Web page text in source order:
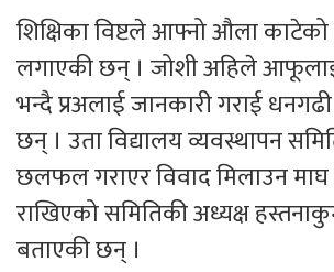
शिक्षिका विष्टले आफ्नो औला
लगाएकी छन् । जोशी अहिले
भन्दै प्रअलाई जानकारी गराई
छन् । उता विद्यालय व्यवस्थापन
छलफल गराएर विवाद मिलाउन
राखिएको समितिकी अध्यक्ष
बताएकी छन् ।